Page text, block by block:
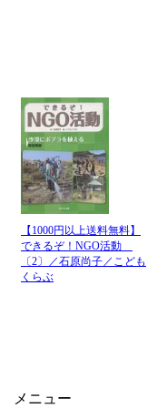
【1000円以上送料無料】
できるぞ！NGO活動
〔2〕／石原尚子／こども
くらぶ
メニュー